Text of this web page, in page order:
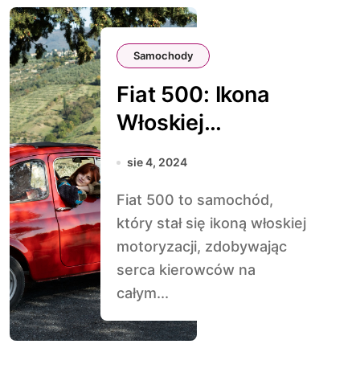
Samochody
Fiat 500: Ikona
Włoskiej
Motoryzacji
sie 4, 2024
Fiat 500 to samochód,
który stał się ikoną włoskiej
motoryzacji, zdobywając
serca kierowców na
całym...